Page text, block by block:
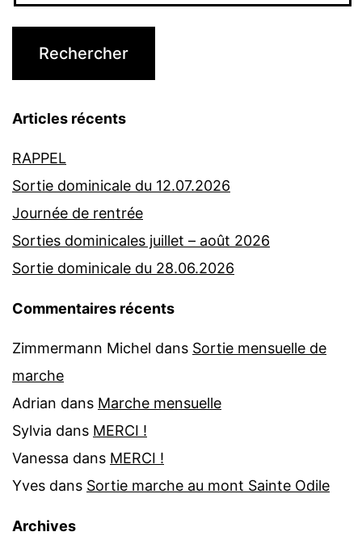
Articles récents
RAPPEL
Sortie dominicale du 12.07.2026
Journée de rentrée
Sorties dominicales juillet – août 2026
Sortie dominicale du 28.06.2026
Commentaires récents
Zimmermann Michel dans Sortie mensuelle de
marche
Adrian dans Marche mensuelle
Sylvia dans MERCI !
Vanessa dans MERCI !
Yves dans Sortie marche au mont Sainte Odile
Archives